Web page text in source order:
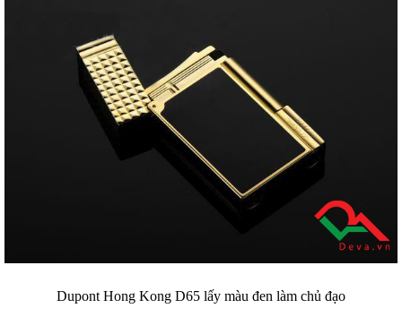
Dupont Hong Kong D65 lấy màu đen làm chủ đạo